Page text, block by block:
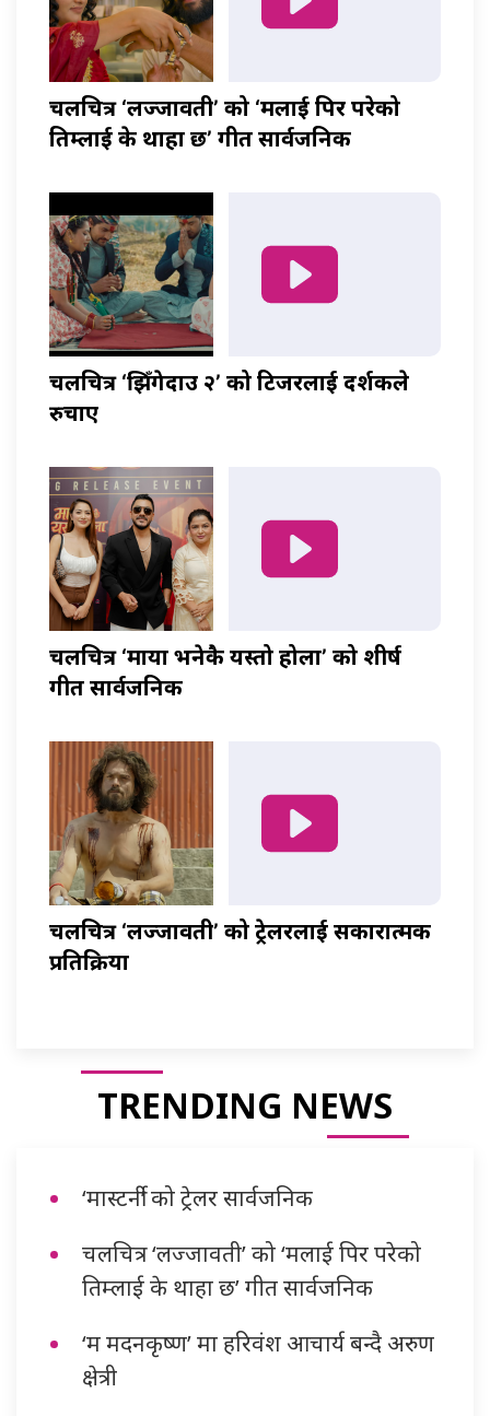
चलचित्र ‘लज्जावती’ को ‘मलाई पिर परेको
तिम्लाई के थाहा छ’ गीत सार्वजनिक
चलचित्र ‘झिँगेदाउ २’ को टिजरलाई दर्शकले
रुचाए
चलचित्र ‘माया भनेकै यस्तो होला’ को शीर्ष
गीत सार्वजनिक
चलचित्र ‘लज्जावती’ को ट्रेलरलाई सकारात्मक
प्रतिक्रिया
TRENDING NEWS
‘मास्टर्नी’ को ट्रेलर सार्वजनिक
चलचित्र ‘लज्जावती’ को ‘मलाई पिर परेको
तिम्लाई के थाहा छ’ गीत सार्वजनिक
‘म मदनकृष्ण’ मा हरिवंश आचार्य बन्दै अरुण
क्षेत्री